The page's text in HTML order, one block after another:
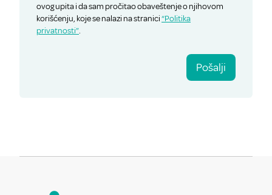
ovog upita i da sam pročitao obaveštenje o njihovom
korišćenju, koje se nalazi na stranici“Politika
privatnosti”.
Pošalji